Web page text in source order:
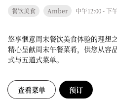
餐饮美食 Amber 中午12:00 - 下
悠享惬意周末餐饮美食体验的理
精心呈献周末午餐菜肴，供您从容
式与五道式菜单。
查看菜单 预订